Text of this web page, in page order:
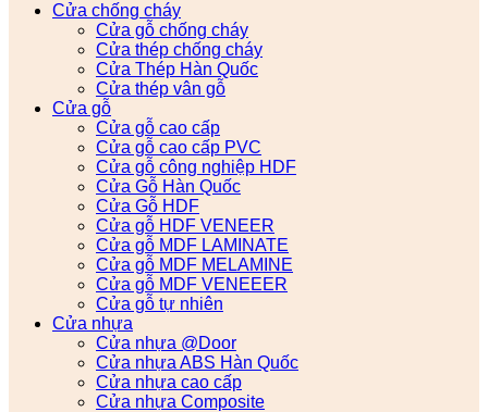
Cửa chống cháy
Cửa gỗ chống cháy
Cửa thép chống cháy
Cửa Thép Hàn Quốc
Cửa thép vân gỗ
Cửa gỗ
Cửa gỗ cao cấp
Cửa gỗ cao cấp PVC
Cửa gỗ công nghiệp HDF
Cửa Gỗ Hàn Quốc
Cửa Gỗ HDF
Cửa gỗ HDF VENEER
Cửa gỗ MDF LAMINATE
Cửa gỗ MDF MELAMINE
Cửa gỗ MDF VENEEER
Cửa gỗ tự nhiên
Cửa nhựa
Cửa nhựa @Door
Cửa nhựa ABS Hàn Quốc
Cửa nhựa cao cấp
Cửa nhựa Composite